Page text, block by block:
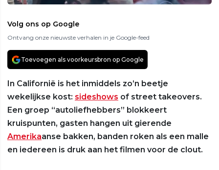
Volg ons op Google
Ontvang onze nieuwste verhalen in je Google-feed
Toevoegen als voorkeursbron op Google
In Californië is het inmiddels zo’n beetje
wekelijkse kost: sideshows of street takeovers.
Een groep “autoliefhebbers” blokkeert
kruispunten, gasten hangen uit gierende
Amerikaanse bakken, banden roken als een malle
en iedereen is druk aan het filmen voor de clout.